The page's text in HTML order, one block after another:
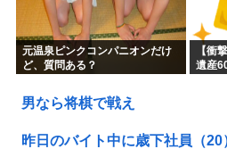
元温泉ピンクコンパニオンだけ
ど、質問ある？
【衝
遺産
男なら将棋で戦え
昨日のバイト中に歳下社員（